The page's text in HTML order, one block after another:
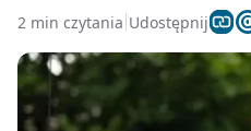
2 min czytania Udostępnij